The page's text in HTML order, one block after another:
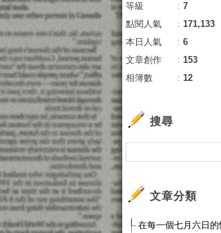
等級
： 7
點閱人氣
： 171,133
本日人氣
： 6
文章創作
： 153
相簿數
： 12
搜尋
文章分類
在每一個七月六日的